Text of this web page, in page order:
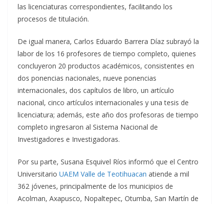
las licenciaturas correspondientes, facilitando los
procesos de titulación.
De igual manera, Carlos Eduardo Barrera Díaz subrayó la
labor de los 16 profesores de tiempo completo, quienes
concluyeron 20 productos académicos, consistentes en
dos ponencias nacionales, nueve ponencias
internacionales, dos capítulos de libro, un artículo
nacional, cinco artículos internacionales y una tesis de
licenciatura; además, este año dos profesoras de tiempo
completo ingresaron al Sistema Nacional de
Investigadores e Investigadoras.
Por su parte, Susana Esquivel Ríos informó que el Centro
Universitario UAEM Valle de Teotihuacan atiende a mil
362 jóvenes, principalmente de los municipios de
Acolman, Axapusco, Nopaltepec, Otumba, San Martín de